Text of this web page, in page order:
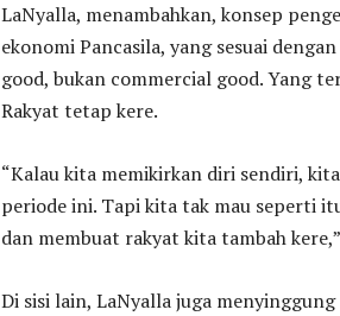
LaNyalla, menambahkan, konsep
ekonomi Pancasila, yang sesuai
good, bukan commercial good. Yang
Rakyat tetap kere.
“Kalau kita memikirkan diri sendiri,
periode ini. Tapi kita tak mau seperti
dan membuat rakyat kita tambah
Di sisi lain, LaNyalla juga